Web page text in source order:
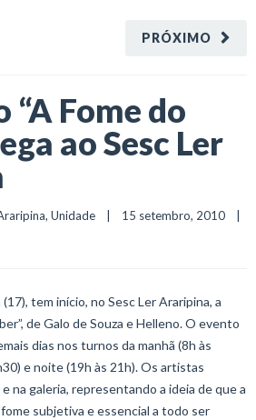
PRÓXIMO
“A Fome do
ao Sesc Ler
, Unidade
tem início, no Sesc Ler Araripina, a
de Galo de Souza e Helleno. O evento
dias nos turnos da manhã (8h às
e noite (19h às 21h). Os artistas
na galeria, representando a ideia de que a
subjetiva e essencial a todo ser